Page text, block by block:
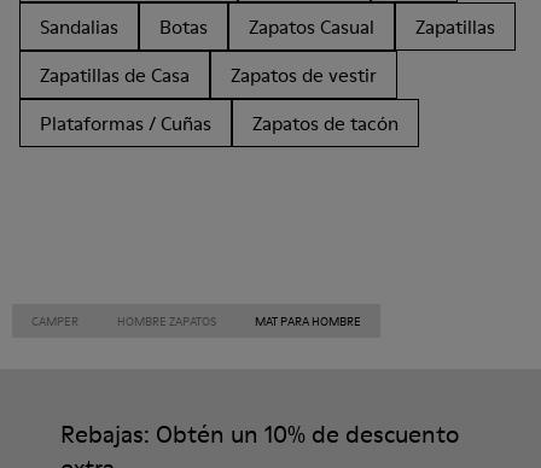
Sandalias
Botas Zapatos Casual
Zapatillas
Zapatillas de Casa
Zapatos de vestir
Plataformas / Cuñas
Zapatos de tacón
CAMPER HOMBRE ZAPATOS MAT PARA HOMBRE
Rebajas: Obtén un 10% de descuento